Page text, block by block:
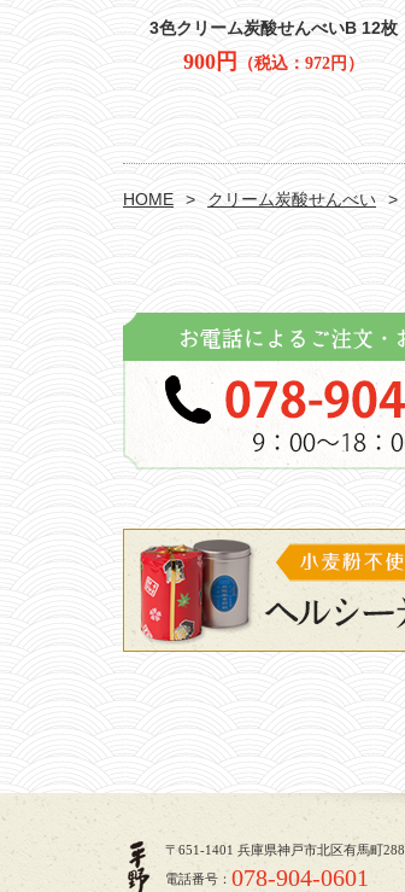
3色クリーム炭酸せんべいB 12枚
900円 （税込：972円）
HOME クリーム炭酸せんべい
〒651-1401 兵庫県神戸市北区有馬町288
電話番号： 078-904-0601